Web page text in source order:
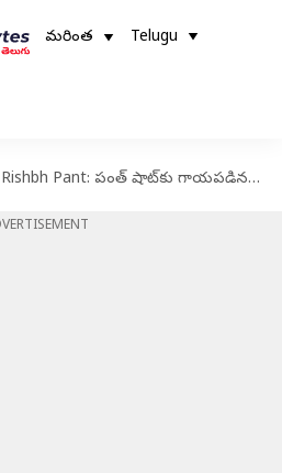
మరింత Telugu
Rishbh Pant: పంత్ షాట్‌కు గాయపడిన కెమెరామెన్.. సారీ చెప్పిన పంత్